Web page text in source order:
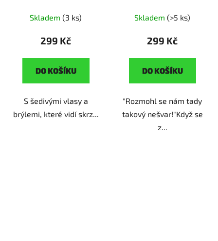
originální dárek pro
devadesátkových
Skladem (3 ks)
299 Kč
DO KOŠÍKU
S šedivými vlasy a
brýlemi, které vidí skrz...
filmových hlášek
Skladem (>5 ks)
299 Kč
DO KOŠÍKU
"Rozmohl se nám tady
takový nešvar!"Když se
z...